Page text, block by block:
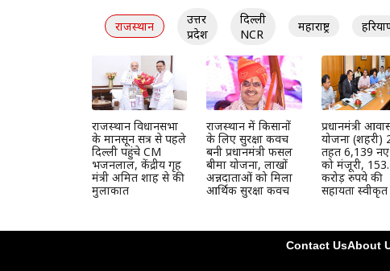
राजस्थान
उत्तर
प्रदेश
दिल्ली
NCR
महाराष्ट्र
राजस्थान विधानसभा
के मानसून सत्र से पहले
दिल्ली पहुंचे CM
भजनलाल, केंद्रीय गृह
मंत्री अमित शाह से की
मुलाकात
राजस्थान में किसानों
के लिए सुरक्षा कवच
बनी प्रधानमंत्री फसल
बीमा योजना, लाखों
अन्नदाताओं को मिला
आर्थिक सुरक्षा कवच
प्रधानमंत्री
योजना (शहरी)
तहत 6,139 नए
को मंजूरी,
करोड़ रुपये की
सहायता स्वीकृत
Contact UsAbout